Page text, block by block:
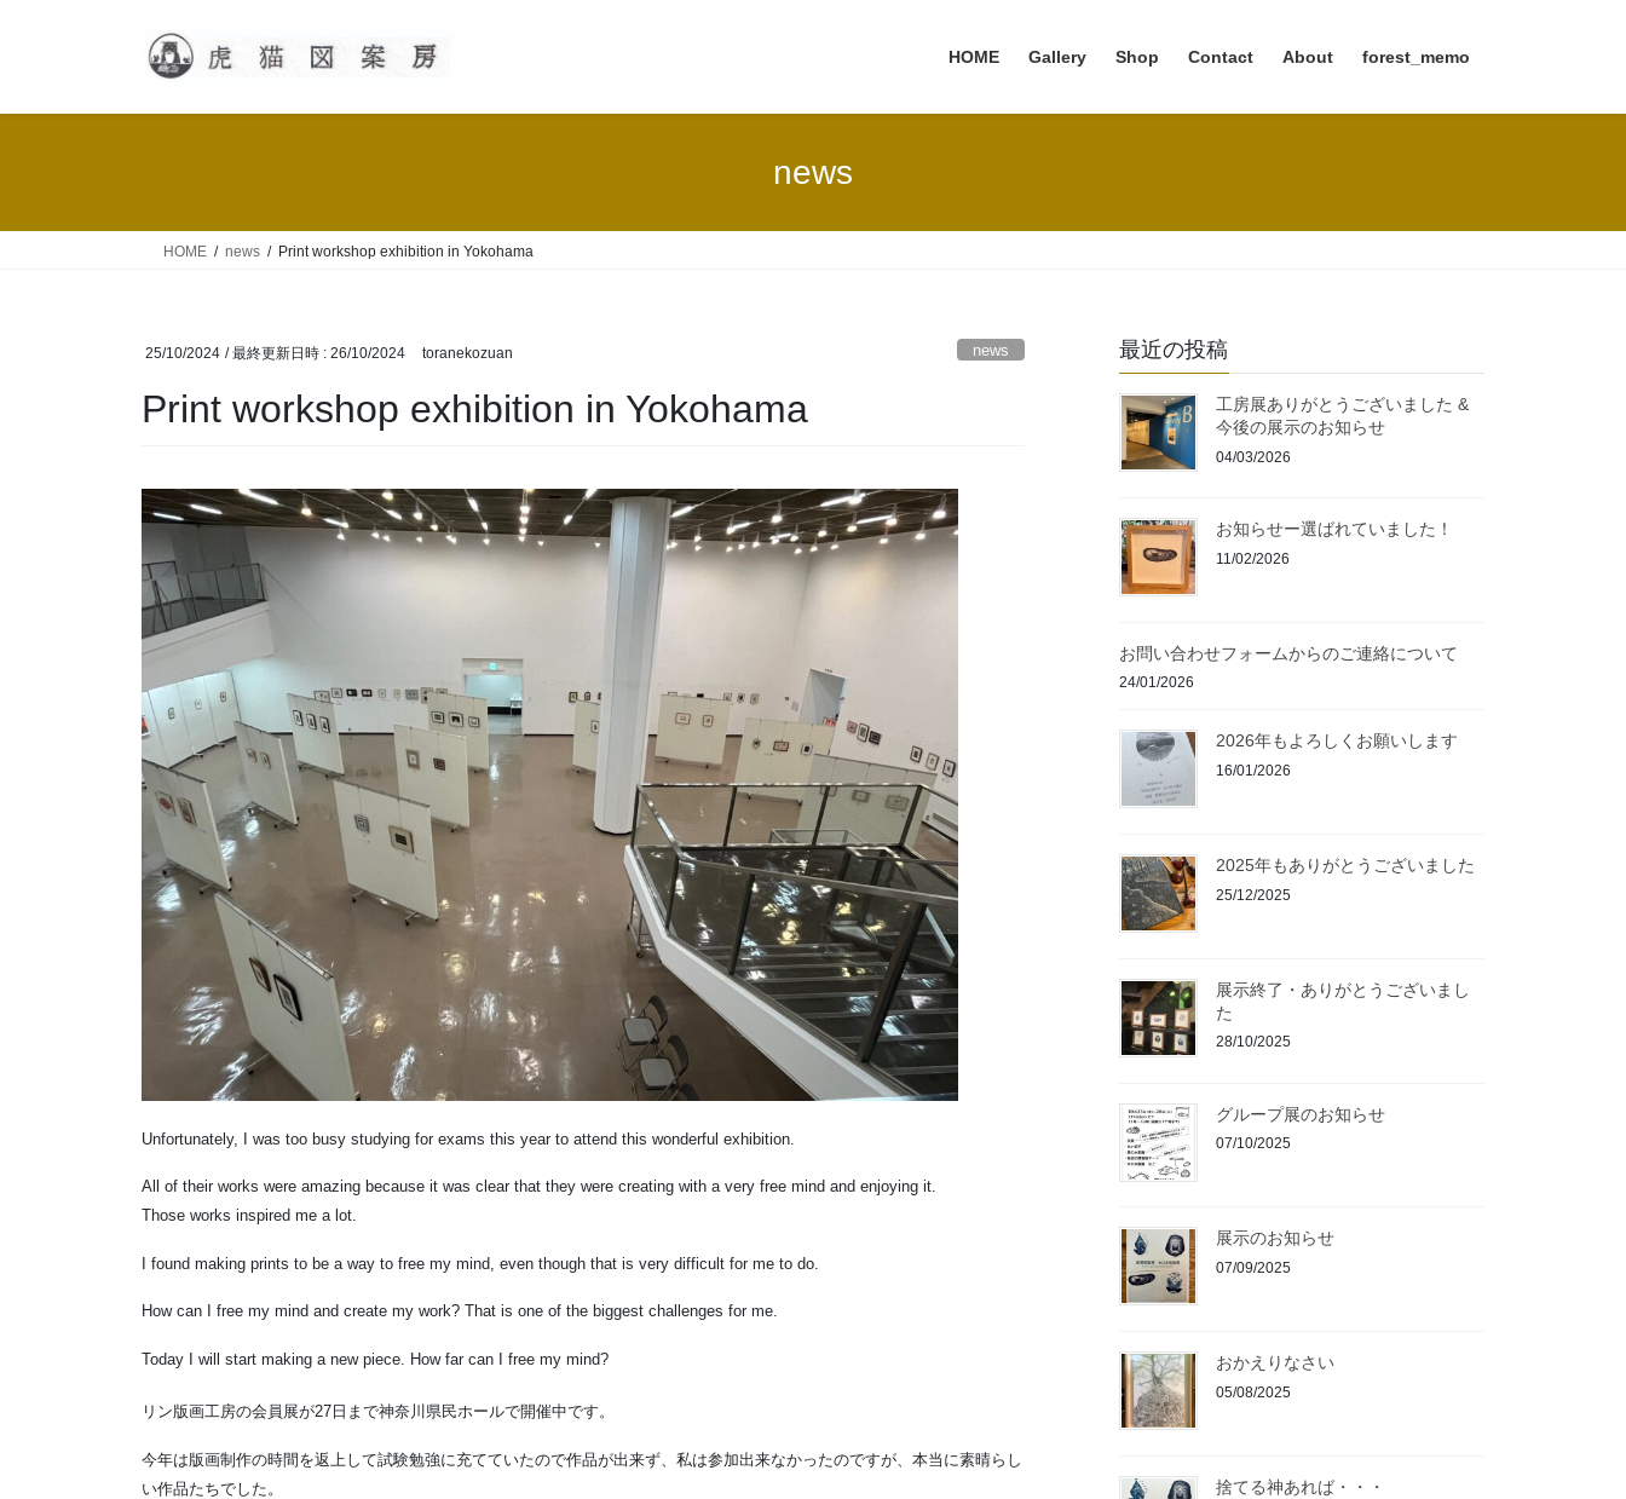
HOME Gallery Shop Contact About forest_memo
news
HOME news Print workshop exhibition in Yokohama
25/10/2024 / 最終更新日時 : 26/10/2024 toranekozuan news
Print workshop exhibition in Yokohama
Unfortunately, I was too busy studying for exams this year to attend this wonderful exhibition.
All of their works were amazing because it was clear that they were creating with a very free mind and enjoying it.
Those works inspired me a lot.
I found making prints to be a way to free my mind, even though that is very difficult for me to do.
How can I free my mind and create my work? That is one of the biggest challenges for me.
Today I will start making a new piece. How far can I free my mind?
リン版画工房の会員展が27日まで神奈川県民ホールで開催中です。
今年は版画制作の時間を返上して試験勉強に充てていたので作品が出来ず、私は参加出来なかったのですが、本当に素晴らし
い作品たちでした。
最近の投稿
工房展ありがとうございました &
今後の展示のお知らせ
04/03/2026
お知らせー選ばれていました！
11/02/2026
お問い合わせフォームからのご連絡について
24/01/2026
2026年もよろしくお願いします
16/01/2026
2025年もありがとうございました
25/12/2025
展示終了・ありがとうございまし
た
28/10/2025
グループ展のお知らせ
07/10/2025
展示のお知らせ
07/09/2025
おかえりなさい
05/08/2025
捨てる神あれば・・・